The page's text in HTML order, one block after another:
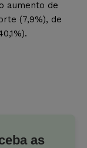
aumento de
(7,9%), de
as